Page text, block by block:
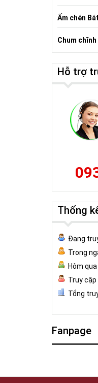
Ấm chén
Chum
Hỗ trợ
Thống
Đang
Trong
Hôm qua
Truy
Tổng
Fanpage